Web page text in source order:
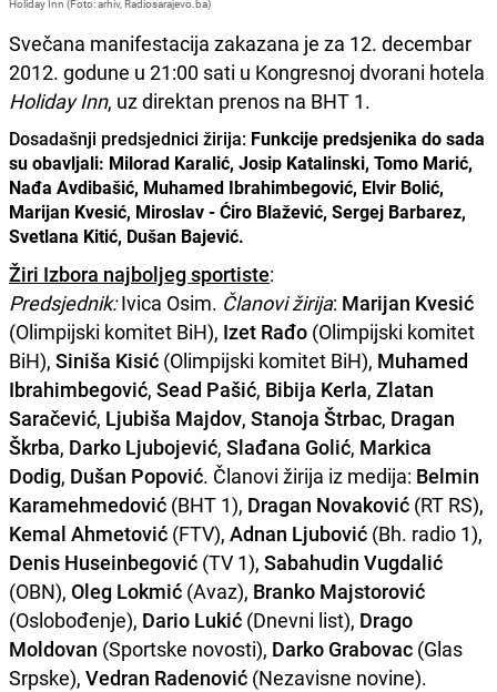
Svečana manifestacija zakazana je za 12. decembar
2012. godune u 21:00 sati u Kongresnoj dvorani hotela
Holiday Inn, uz direktan prenos na BHT 1.
Dosadašnji predsjednici žirija: Funkcije predsjenika do sada
su obavljali: Milorad Karalić, Josip Katalinski, Tomo Marić,
Nađa Avdibašić, Muhamed Ibrahimbegović, Elvir Bolić,
Marijan Kvesić, Miroslav - Ćiro Blažević, Sergej Barbarez,
Svetlana Kitić, Dušan Bajević.
Žiri Izbora najboljeg sportiste:
Predsjednik:Ivica Osim. Članovi žirija: Marijan Kvesić
(Olimpijski komitet BiH), Izet Rađo (Olimpijski komitet
BiH), Siniša Kisić (Olimpijski komitet BiH), Muhamed
Ibrahimbegović, Sead Pašić, Bibija Kerla, Zlatan
Saračević, Ljubiša Majdov, Stanoja Štrbac, Dragan
Škrba, Darko Ljubojević, Slađana Golić, Markica
Dodig, Dušan Popović. Članovi žirija iz medija: Belmin
Karamehmedović (BHT 1), Dragan Novaković (RT RS),
Kemal Ahmetović (FTV), Adnan Ljubović (Bh. radio 1),
Denis Huseinbegović (TV 1), Sabahudin Vugdalić
(OBN), Oleg Lokmić (Avaz), Branko Majstorović
(Oslobođenje), Dario Lukić (Dnevni list), Drago
Moldovan (Sportske novosti), Darko Grabovac (Glas
Srpske), Vedran Radenović (Nezavisne novine).